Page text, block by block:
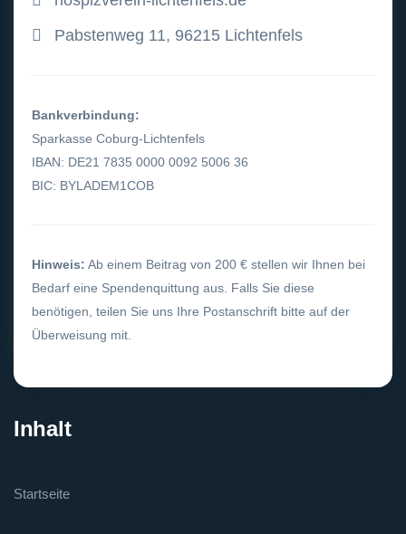
Pabstenweg 11, 96215 Lichtenfels
Bankverbindung:
Sparkasse Coburg-Lichtenfels
IBAN: DE21 7835 0000 0092 5006 36
BIC: BYLADEM1COB
Hinweis: Ab einem Beitrag von 200 € stellen wir Ihnen bei
Bedarf eine Spendenquittung aus. Falls Sie diese
benötigen, teilen Sie uns Ihre Postanschrift bitte auf der
Überweisung mit.
Inhalt
Startseite